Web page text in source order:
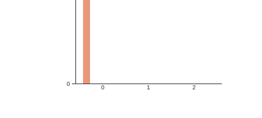
0 1 2
0